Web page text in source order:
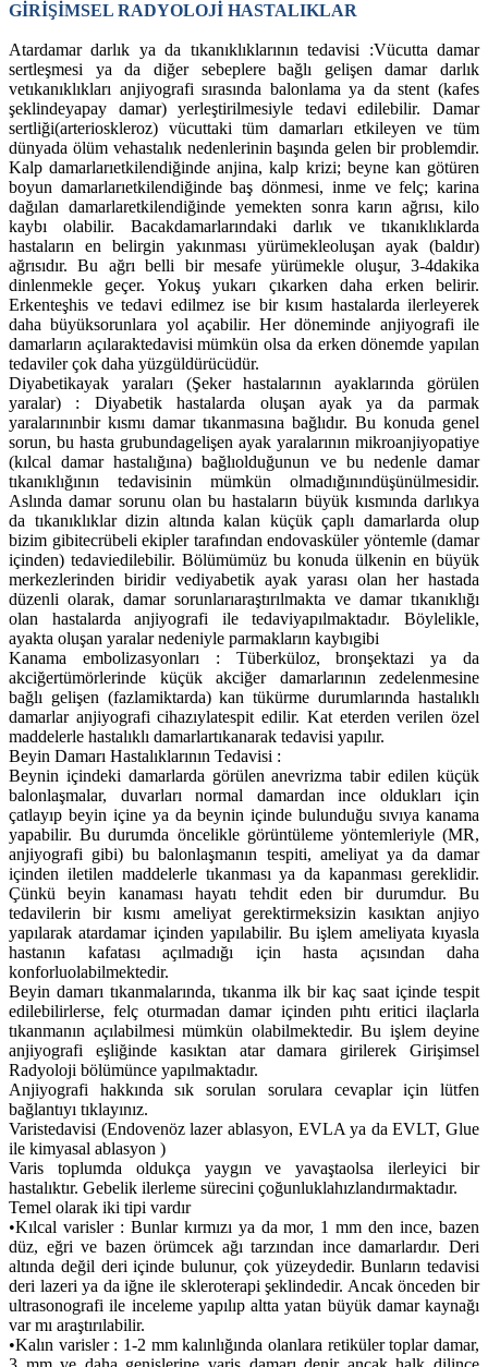
GİRİŞİMSEL RADYOLOJİ HASTALIKLAR
Atardamar darlık ya da tıkanıklıklarının tedavisi :Vücutta damar
sertleşmesi ya da diğer sebeplere bağlı gelişen damar darlık
vetıkanıklıkları anjiyografi sırasında balonlama ya da stent (kafes
şeklindeyapay damar) yerleştirilmesiyle tedavi edilebilir. Damar
sertliği(arterioskleroz) vücuttaki tüm damarları etkileyen ve tüm
dünyada ölüm vehastalık nedenlerinin başında gelen bir problemdir.
Kalp damarlarıetkilendiğinde anjina, kalp krizi; beyne kan götüren
boyun damarlarıetkilendiğinde baş dönmesi, inme ve felç; karina
dağılan damarlaretkilendiğinde yemekten sonra karın ağrısı, kilo
kaybı olabilir. Bacakdamarlarındaki darlık ve tıkanıklıklarda
hastaların en belirgin yakınması yürümekleoluşan ayak (baldır)
ağrısıdır. Bu ağrı belli bir mesafe yürümekle oluşur, 3-4dakika
dinlenmekle geçer. Yokuş yukarı çıkarken daha erken belirir.
Erkenteşhis ve tedavi edilmez ise bir kısım hastalarda ilerleyerek
daha büyüksorunlara yol açabilir. Her döneminde anjiyografi ile
damarların açılaraktedavisi mümkün olsa da erken dönemde yapılan
tedaviler çok daha yüzgüldürücüdür.
Diyabetikayak yaraları (Şeker hastalarının ayaklarında görülen
yaralar) : Diyabetik hastalarda oluşan ayak ya da parmak
yaralarınınbir kısmı damar tıkanmasına bağlıdır. Bu konuda genel
sorun, bu hasta grubundagelişen ayak yaralarının mikroanjiyopatiye
(kılcal damar hastalığına) bağlıolduğunun ve bu nedenle damar
tıkanıklığının tedavisinin mümkün olmadığınındüşünülmesidir.
Aslında damar sorunu olan bu hastaların büyük kısmında darlıkya
da tıkanıklıklar dizin altında kalan küçük çaplı damarlarda olup
bizim gibitecrübeli ekipler tarafından endovasküler yöntemle (damar
içinden) tedaviedilebilir. Bölümümüz bu konuda ülkenin en büyük
merkezlerinden biridir vediyabetik ayak yarası olan her hastada
düzenli olarak, damar sorunlarıaraştırılmakta ve damar tıkanıklığı
olan hastalarda anjiyografi ile tedaviyapılmaktadır. Böylelikle,
ayakta oluşan yaralar nedeniyle parmakların kaybıgibi
Kanama embolizasyonları : Tüberküloz, bronşektazi ya da
akciğertümörlerinde küçük akciğer damarlarının zedelenmesine
bağlı gelişen (fazlamiktarda) kan tükürme durumlarında hastalıklı
damarlar anjiyografi cihazıylatespit edilir. Kat eterden verilen özel
maddelerle hastalıklı damarlartıkanarak tedavisi yapılır.
Beyin Damarı Hastalıklarının Tedavisi :
Beynin içindeki damarlarda görülen anevrizma tabir edilen küçük
balonlaşmalar, duvarları normal damardan ince oldukları için
çatlayıp beyin içine ya da beynin içinde bulunduğu sıvıya kanama
yapabilir. Bu durumda öncelikle görüntüleme yöntemleriyle (MR,
anjiyografi gibi) bu balonlaşmanın tespiti, ameliyat ya da damar
içinden iletilen maddelerle tıkanması ya da kapanması gereklidir.
Çünkü beyin kanaması hayatı tehdit eden bir durumdur. Bu
tedavilerin bir kısmı ameliyat gerektirmeksizin kasıktan anjiyo
yapılarak atardamar içinden yapılabilir. Bu işlem ameliyata kıyasla
hastanın kafatası açılmadığı için hasta açısından daha
konforluolabilmektedir.
Beyin damarı tıkanmalarında, tıkanma ilk bir kaç saat içinde tespit
edilebilirlerse, felç oturmadan damar içinden pıhtı eritici ilaçlarla
tıkanmanın açılabilmesi mümkün olabilmektedir. Bu işlem deyine
anjiyografi eşliğinde kasıktan atar damara girilerek Girişimsel
Radyoloji bölümünce yapılmaktadır.
Anjiyografi hakkında sık sorulan sorulara cevaplar için lütfen
bağlantıyı tıklayınız.
Varistedavisi (Endovenöz lazer ablasyon, EVLA ya da EVLT, Glue
ile kimyasal ablasyon )
Varis toplumda oldukça yaygın ve yavaştaolsa ilerleyici bir
hastalıktır. Gebelik ilerleme sürecini çoğunluklahızlandırmaktadır.
Temel olarak iki tipi vardır
•Kılcal varisler : Bunlar kırmızı ya da mor, 1 mm den ince, bazen
düz, eğri ve bazen örümcek ağı tarzından ince damarlardır. Deri
altında değil deri içinde bulunur, çok yüzeydedir. Bunların tedavisi
deri lazeri ya da iğne ile skleroterapi şeklindedir. Ancak önceden bir
ultrasonografi ile inceleme yapılıp altta yatan büyük damar kaynağı
var mı araştırılabilir.
•Kalın varisler : 1-2 mm kalınlığında olanlara retiküler toplar damar,